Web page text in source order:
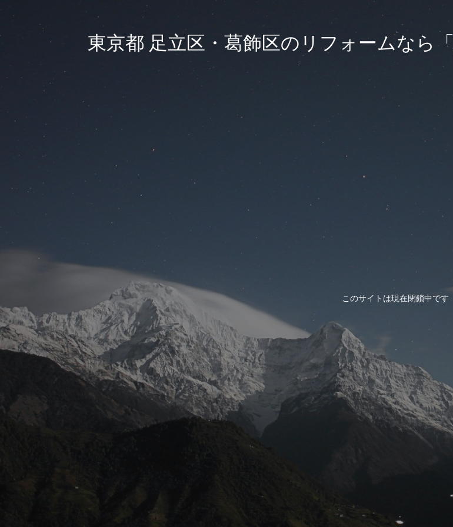
東京都 足立区・葛飾区のリフォームなら
このサイトは現在閉鎖中です